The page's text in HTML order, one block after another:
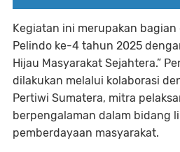
Kegiatan ini merupakan
Pelindo ke-4 tahun 2025
Hijau Masyarakat Sejahtera.”
dilakukan melalui kolaborasi
Pertiwi Sumatera, mitra
berpengalaman dalam bidang
pemberdayaan masyarakat.